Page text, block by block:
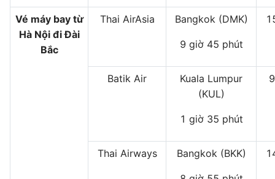
Vé máy bay từ
Hà Nội đi Đài
Bắc
Thai AirAsia Bangkok (DMK)
9 giờ 45 phút
Batik Air
Kuala Lumpur
(KUL)
1 giờ 35 phút
Thai Airways Bangkok (BKK)